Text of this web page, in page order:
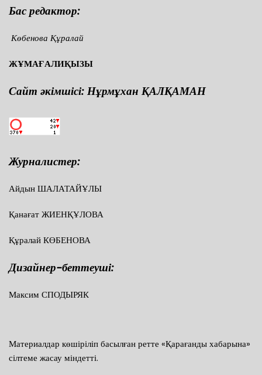
Бас редактор:
Көбенова Құралай
ЖҰМАҒАЛИҚЫЗЫ
Сайт әкімшісі: Нұрмұхан ҚАЛҚАМАН
Журналистер:
Айдын ШАЛАТАЙҰЛЫ
Қанағат ЖИЕНҚҰЛОВА
Құралай КӨБЕНОВА
Дизайнер-беттеуші:
Максим СПОДЫРЯК
Материалдар көшіріліп басылған ретте «Қарағанды хабарына»
сілтеме жасау міндетті.